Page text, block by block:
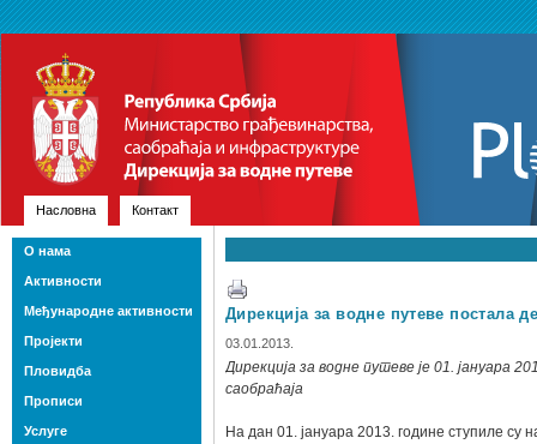
Насловна Контакт
Дирекција за водне путеве постала
03.01.2013.
Дирекција за водне путеве је 01. јануара
саобраћаја
На дан 01. јануара 2013. године ступиле
О нама
Активности
Међународне активности
Пројекти
Пловидба
Прописи
Услуге